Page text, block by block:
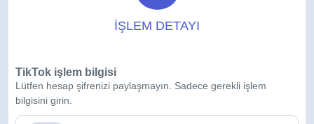
İŞLEM DETAYI
TikTok işlem bilgisi
Lütfen hesap şifrenizi paylaşmayın. Sadece gerekli işlem
bilgisini girin.